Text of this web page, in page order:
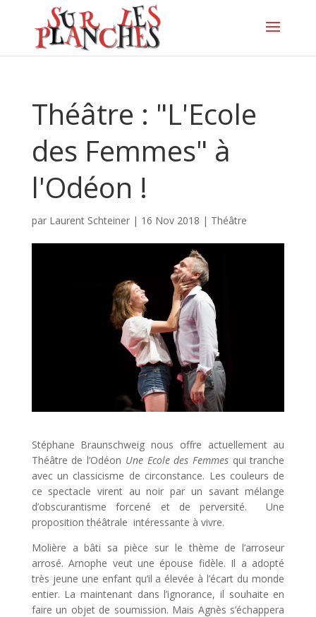
Théâtre : "L'Ecole
des Femmes" à
l'Odéon !
par Laurent Schteiner| 16 Nov 2018 | Théâtre
Stéphane Braunschweig nous offre actuellement au
Théâtre de l’Odéon Une Ecole des Femmesqui tranche
avec un classicisme de circonstance. Les couleurs de
ce spectacle virent au noir par un savant mélange
d’obscurantisme forcené et de perversité. Une
proposition théâtrale intéressante à vivre.
Molière a bâti sa pièce sur le thème de l’arroseur
arrosé. Arnophe veut une épouse fidèle. Il a adopté
très jeune une enfant qu’il a élevée à l’écart du monde
entier. La maintenant dans l’ignorance, il souhaite en
faire un objet de soumission. Mais Agnès s’échappera